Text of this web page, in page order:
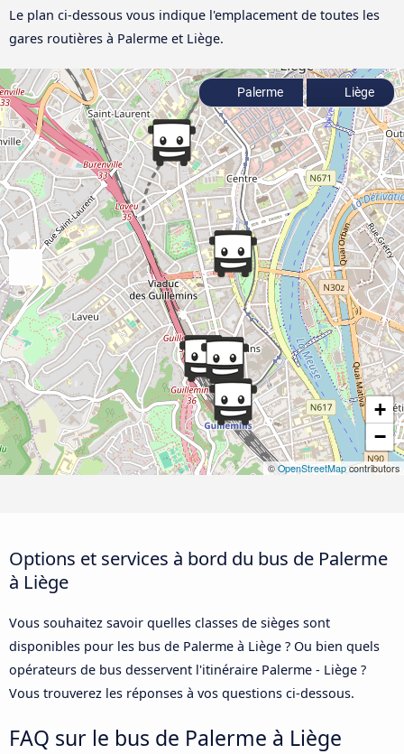
Le plan ci-dessous vous indique l'emplacement de toutes les
gares routières à Palerme et Liège.
+
−
© OpenStreetMapcontributors
Palerme Liège
Options et services à bord du bus de Palerme
à Liège
Vous souhaitez savoir quelles classes de sièges sont
disponibles pour les bus de Palerme à Liège ? Ou bien quels
opérateurs de bus desservent l'itinéraire Palerme - Liège ?
Vous trouverez les réponses à vos questions ci-dessous.
FAQ sur le bus de Palerme à Liège